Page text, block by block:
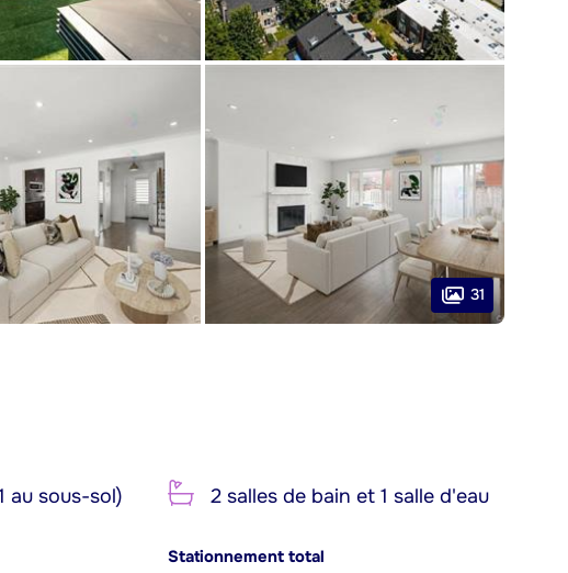
31
au sous-sol) 2 salles de bain et 1 salle d'eau
Stationnement total